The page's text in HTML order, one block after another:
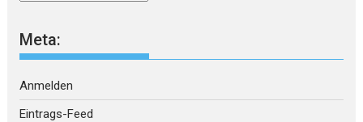
Meta:
Anmelden
Eintrags-Feed